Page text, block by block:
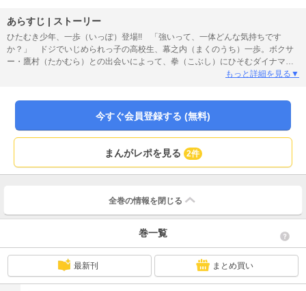
あらすじ | ストーリー
ひたむき少年、一歩（いっぽ）登場!! 「強いって、一体どんな気持ちです
か？」 ドジでいじめられっ子の高校生、幕之内（まくのうち）一歩。ボクサ
ー・鷹村（たかむら）との出会いによって、拳（こぶし）にひそむダイナマイ
トパンチを呼び起こした！ プロボクサーへの夢を抱いた一歩は、鴨川（かも
編!!
もっと詳細を見る▼
今すぐ会員登録する (無料)
まんがレポを見る 2件
全巻の情報を 閉じる
巻一覧
最新刊 まとめ買い